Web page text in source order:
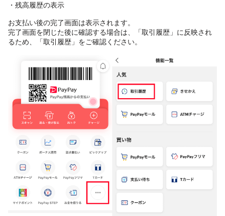
・残高履歴の表示
お支払い後の完了画面は表示されます。
完了画面を閉じた後に確認する場合は、「取引履歴」に反映され
るため、「取引履歴」をご確認ください。